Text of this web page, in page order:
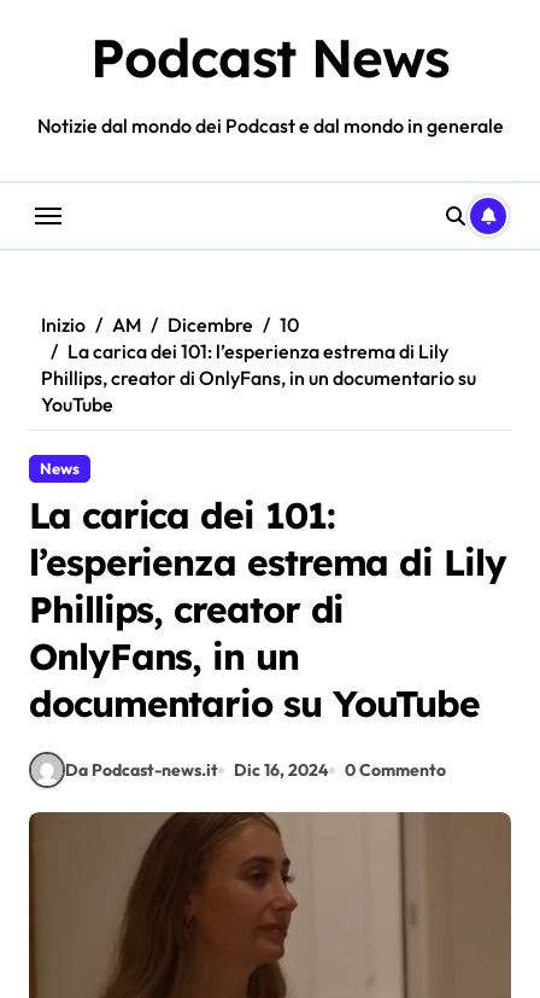
Podcast News
Notizie dal mondo dei Podcast e dal mondo in generale
Inizio AM Dicembre
10
La carica dei 101: l’esperienza estrema di Lily
Phillips, creator di OnlyFans, in un documentario su
YouTube
News
La carica dei 101:
l’esperienza estrema di Lily
Phillips, creator di
OnlyFans, in un
documentario su YouTube
Da Podcast-news.it Dic 16, 2024 0 Commento